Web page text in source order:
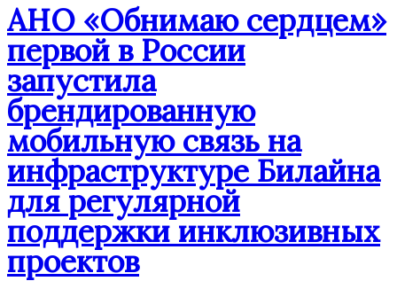
АНО «Обнимаю сердцем»
первой в России
запустила
брендированную
мобильную связь на
инфраструктуре Билайна
для регулярной
поддержки инклюзивных
проектов